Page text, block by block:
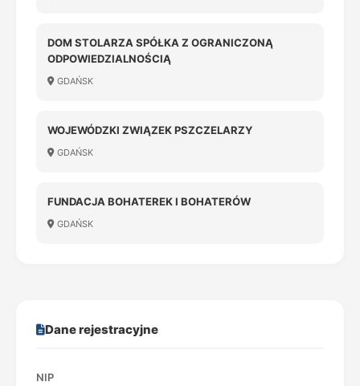
DOM STOLARZA SPÓŁKA Z OGRANICZONĄ
ODPOWIEDZIALNOŚCIĄ
GDAŃSK
WOJEWÓDZKI ZWIĄZEK PSZCZELARZY
GDAŃSK
FUNDACJA BOHATEREK I BOHATERÓW
GDAŃSK
Dane rejestracyjne
NIP